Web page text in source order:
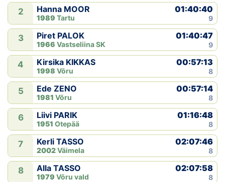
2 Hanna MOOR
1989 Tartu
01:40:40
9
3 Piret PALOK
1966 Vastseliina SK
01:40:47
9
4 Kirsika KIKKAS
1998 Võru
00:57:13
8
5 Ede ZENO
1981 Võru
00:57:14
8
6 Liivi PARIK
1951 Otepää
01:16:48
8
7 Kerli TASSO
2002Väimela
02:07:46
8
8 Alla TASSO
1979 Võru vald
02:07:58
8